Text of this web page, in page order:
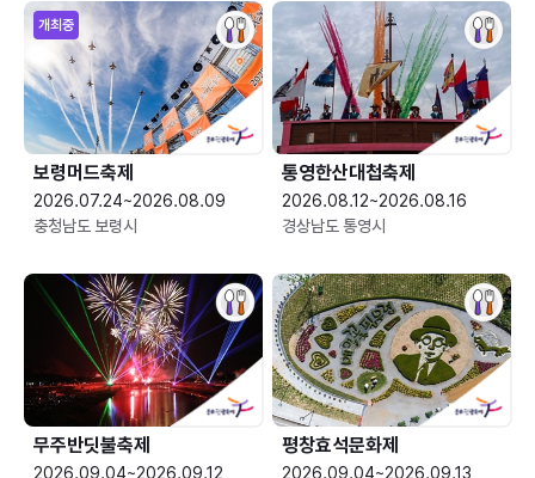
개최중
보령머드축제
2026.07.24~2026.08.09
충청남도 보령시
통영한산대첩축제
2026.08.12~2026.08.16
경상남도 통영시
무주반딧불축제
2026.09.04~2026.09.12
평창효석문화제
2026.09.04~2026.09.13